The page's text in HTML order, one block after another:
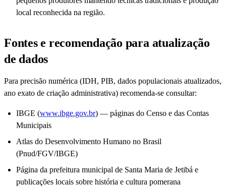
local reconhecida na região.
Fontes e recomendação para atualização
de dados
Para precisão numérica (IDH, PIB, dados populacionais atualizados,
ano exato de criação administrativa) recomenda-se consultar:
IBGE (www.ibge.gov.br) — páginas do Censo e das Contas
Municipais
Atlas do Desenvolvimento Humano no Brasil
(Pnud/FGV/IBGE)
Página da prefeitura municipal de Santa Maria de Jetibá e
publicações locais sobre história e cultura pomerana